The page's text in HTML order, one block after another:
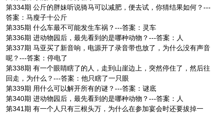
第334期 公斤的胖妹听说骑马可以减肥，便去试，你猜结果如何？---
答案：马瘦子十公斤
第335期 什么车最不可能发生车祸？---答案：灵车
第336期 进动物园后，最先看到的是哪种动物？---答案：人
第337期 马亚买了新音响，电源开了录音带也放了，为什么没有声音
呢？---答案：停电了
第338期 有一个眼睛瞎了的人，走到山崖边上，突然停住了，然后往
回走，为什么？---答案：他只瞎了一只眼
第339期 用什么可以解开所有的谜？---答案：谜底
第340期 进动物园后，最先看到的是哪种动物？---答案：人
第341期 有一个人只有三根头万，为什么在参加宴会时还要拔掉一